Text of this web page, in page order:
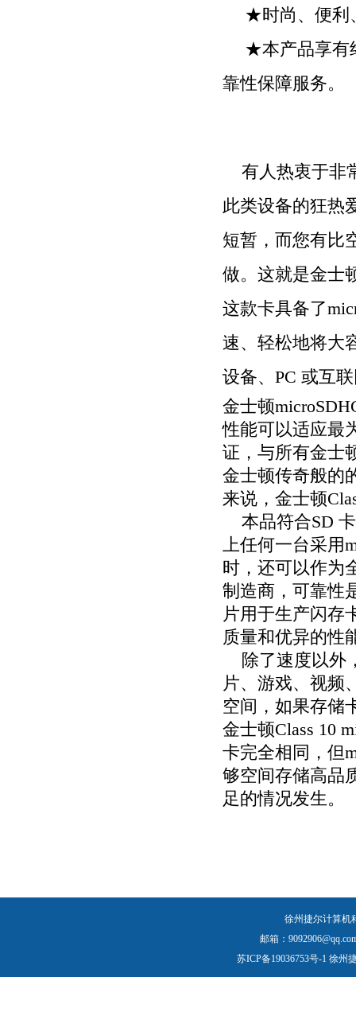
★时尚、便利
★本产品享有
靠性保障服务。
有人热衷于非
此类设备的狂热
短暂，而您有比
做。这就是金士
这款卡具备了
速、轻松地将大
设备、 PC 或互
金士顿
性能可以适应最
证，与所有金士
金士顿传奇般的
来说，金士顿
本品符合SD 卡
上任何一台采用
时，还可以作为
制造商，可靠性
片用于生产闪存
质量和优异的性
除了速度以外
片、游戏、视频
空间，如果存储
金士顿Class 10
卡完全相同，但
够空间存储高品
足的情况发生。
徐州捷尔计算机
邮箱：
苏ICP备19036753号-1 徐州